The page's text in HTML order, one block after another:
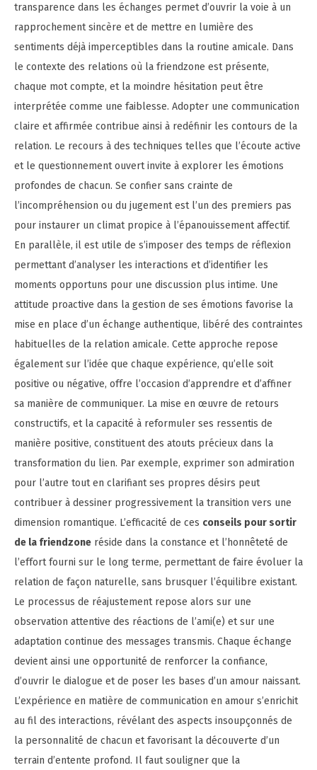
transparence dans les échanges permet d’ouvrir la voie à un
rapprochement sincère et de mettre en lumière des
sentiments déjà imperceptibles dans la routine amicale. Dans
le contexte des relations où la friendzone est présente,
chaque mot compte, et la moindre hésitation peut être
interprétée comme une faiblesse. Adopter une communication
claire et affirmée contribue ainsi à redéfinir les contours de la
relation. Le recours à des techniques telles que l’écoute active
et le questionnement ouvert invite à explorer les émotions
profondes de chacun. Se confier sans crainte de
l’incompréhension ou du jugement est l’un des premiers pas
pour instaurer un climat propice à l’épanouissement affectif.
En parallèle, il est utile de s’imposer des temps de réflexion
permettant d’analyser les interactions et d’identifier les
moments opportuns pour une discussion plus intime. Une
attitude proactive dans la gestion de ses émotions favorise la
mise en place d’un échange authentique, libéré des contraintes
habituelles de la relation amicale. Cette approche repose
également sur l’idée que chaque expérience, qu’elle soit
positive ou négative, offre l’occasion d’apprendre et d’affiner
sa manière de communiquer. La mise en œuvre de retours
constructifs, et la capacité à reformuler ses ressentis de
manière positive, constituent des atouts précieux dans la
transformation du lien. Par exemple, exprimer son admiration
pour l’autre tout en clarifiant ses propres désirs peut
contribuer à dessiner progressivement la transition vers une
dimension romantique. L’efficacité de ces conseils pour sortir
de la friendzone réside dans la constance et l’honnêteté de
l’effort fourni sur le long terme, permettant de faire évoluer la
relation de façon naturelle, sans brusquer l’équilibre existant.
Le processus de réajustement repose alors sur une
observation attentive des réactions de l’ami(e) et sur une
adaptation continue des messages transmis. Chaque échange
devient ainsi une opportunité de renforcer la confiance,
d’ouvrir le dialogue et de poser les bases d’un amour naissant.
L’expérience en matière de communication en amour s’enrichit
au fil des interactions, révélant des aspects insoupçonnés de
la personnalité de chacun et favorisant la découverte d’un
terrain d’entente profond. Il faut souligner que la